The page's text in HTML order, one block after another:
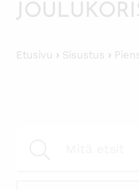
Etusivu › Sisustus ›